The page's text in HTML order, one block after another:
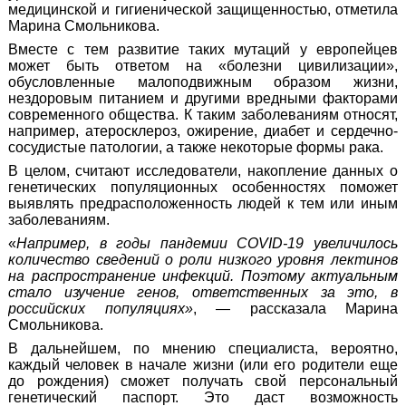
медицинской и гигиенической защищенностью, отметила
Марина Смольникова.
Вместе с тем развитие таких мутаций у европейцев
может быть ответом на «болезни цивилизации»,
обусловленные малоподвижным образом жизни,
нездоровым питанием и другими вредными факторами
современного общества. К таким заболеваниям относят,
например, атеросклероз, ожирение, диабет и сердечно-
сосудистые патологии, а также некоторые формы рака.
В целом, считают исследователи, накопление данных о
генетических популяционных особенностях поможет
выявлять предрасположенность людей к тем или иным
заболеваниям.
«Например, в годы пандемии COVID-19 увеличилось
количество сведений о роли низкого уровня лектинов
на распространение инфекций. Поэтому актуальным
стало изучение генов, ответственных за это, в
российских популяциях», — рассказала Марина
Смольникова.
В дальнейшем, по мнению специалиста, вероятно,
каждый человек в начале жизни (или его родители еще
до рождения) сможет получать свой персональный
генетический паспорт. Это даст возможность